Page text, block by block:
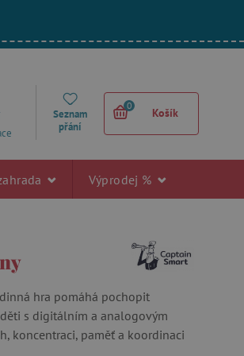
Seznam
přání
0
Košík
Výprodej %
hra pomáhá pochopit
s digitálním a analogovým
koncentraci, paměť a koordinaci